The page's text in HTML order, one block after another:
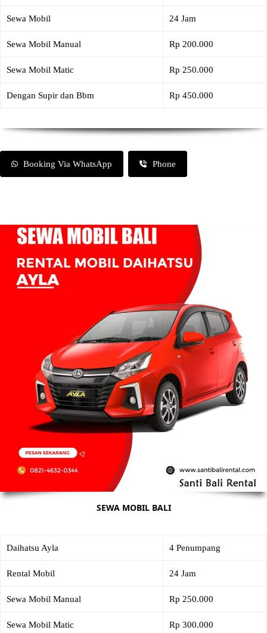
Sewa Mobil 24 Jam
Sewa Mobil Manual Rp 200.000
Sewa Mobil Matic Rp 250.000
Dengan Supir dan Bbm Rp 450.000
Booking Via WhatsApp Phone
SEWA MOBIL BALI
Daihatsu Ayla 4 Penumpang
Rental Mobil 24 Jam
Sewa Mobil Manual Rp 250.000
Sewa Mobil Matic Rp 300.000